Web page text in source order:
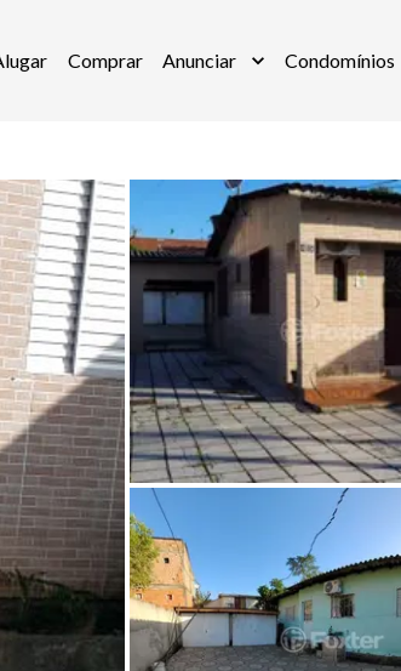
Comprar Anunciar Condomínios